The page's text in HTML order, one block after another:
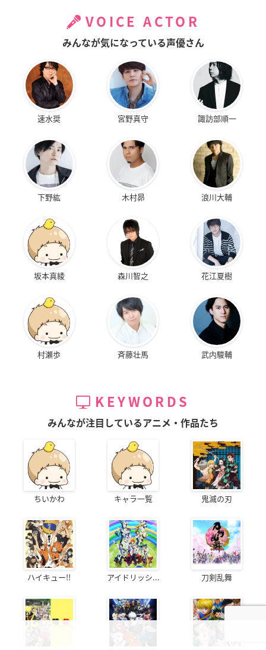
VOICE ACTOR
みんなが気になっている声優さん
速水奨 宮野真守 諏訪部順一
下野紘 木村昴 浪川大輔
坂本真綾 森川智之 花江夏樹
村瀬歩 斉藤壮馬 武内駿輔
KEYWORDS
みんなが注目しているアニメ・作品たち
ちいかわ キャラ一覧 鬼滅の刃
ハイキュー!! アイドリッシ... 刀剣乱舞